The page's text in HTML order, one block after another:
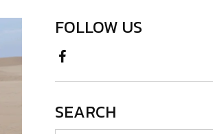
FOLLOW US
SEARCH